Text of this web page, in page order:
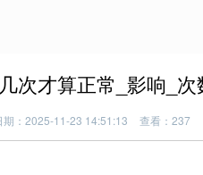
次才算正常_影响_
期：2025-11-23 14:51:13 查看：237